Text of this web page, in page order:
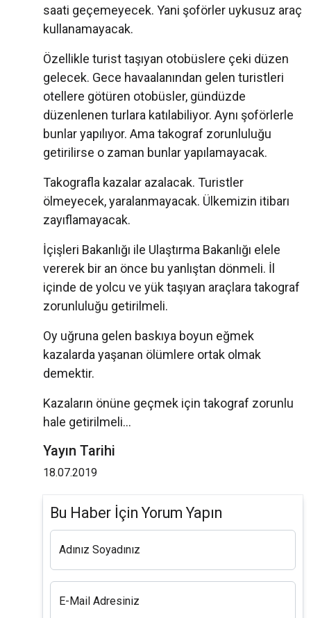
saati geçemeyecek. Yani şoförler uykusuz araç
kullanamayacak.
Özellikle turist taşıyan otobüslere çeki düzen
gelecek. Gece havaalanından gelen turistleri
otellere götüren otobüsler, gündüzde
düzenlenen turlara katılabiliyor. Aynı şoförlerle
bunlar yapılıyor. Ama takograf zorunluluğu
getirilirse o zaman bunlar yapılamayacak.
Takografla kazalar azalacak. Turistler
ölmeyecek, yaralanmayacak. Ülkemizin itibarı
zayıflamayacak.
İçişleri Bakanlığı ile Ulaştırma Bakanlığı elele
vererek bir an önce bu yanlıştan dönmeli. İl
içinde de yolcu ve yük taşıyan araçlara takograf
zorunluluğu getirilmeli.
Oy uğruna gelen baskıya boyun eğmek
kazalarda yaşanan ölümlere ortak olmak
demektir.
Kazaların önüne geçmek için takograf zorunlu
hale getirilmeli...
Yayın Tarihi
18.07.2019
Bu Haber İçin Yorum Yapın
Adınız Soyadınız
E-Mail Adresiniz